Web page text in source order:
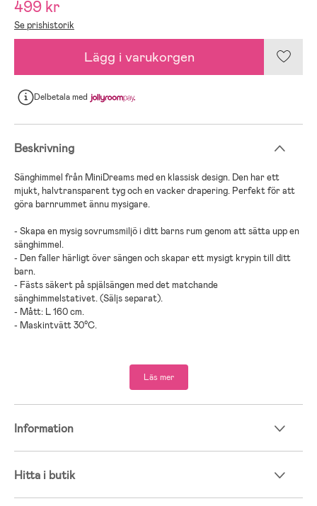
499 kr
Se prishistorik
Lägg i varukorgen
Delbetalamed
Beskrivning
Sänghimmel från MiniDreams med en klassisk design. Den har ett
mjukt, halvtransparent tyg och en vacker drapering. Perfekt för att
göra barnrummet ännu mysigare.
- Skapa en mysig sovrumsmiljö i ditt barns rum genom att sätta upp en
sänghimmel.
- Den faller härligt över sängen och skapar ett mysigt krypin till ditt
barn.
- Fästs säkert på spjälsängen med det matchande
sänghimmelstativet. (Säljs separat).
- Mått: L 160 cm.
- Maskintvätt 30°C.
Läs mer
Information
Hitta i butik